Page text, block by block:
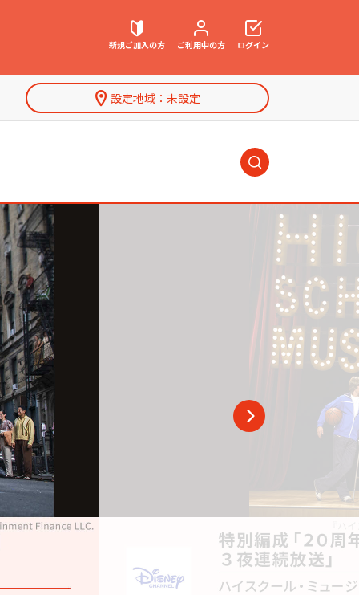
新規ご加入の方 ご利用中の方
ウェブメール
ログイン
設定地域： 未設定
海外ドラマ
アニメ・キッズ
ネット動画
ラマ
リー・ホビー アダルト